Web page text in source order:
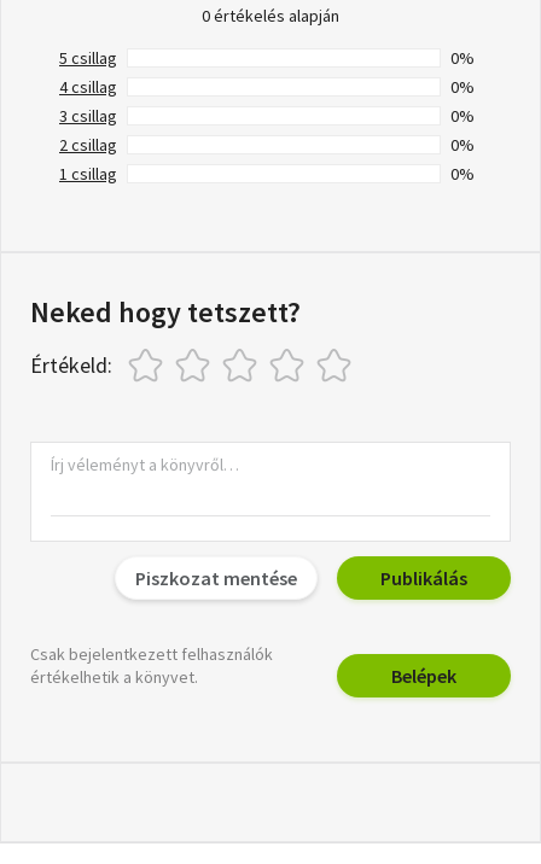
0 értékelés alapján
5 csillag
0%
4 csillag
0%
3 csillag
0%
2 csillag
0%
1 csillag
0%
Neked hogy tetszett?
Értékeld:
Piszkozat mentése Publikálás
Csak bejelentkezett felhasználók
értékelhetik a könyvet.
Belépek